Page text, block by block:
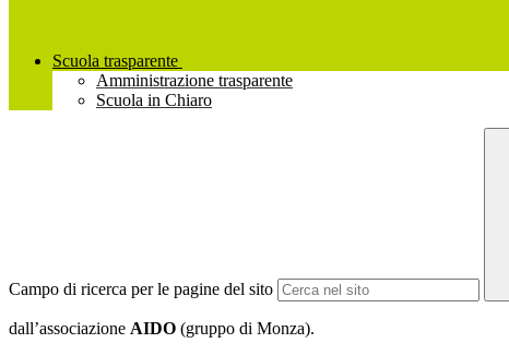
Scuola trasparente
Amministrazione trasparente
Scuola in Chiaro
Campo di ricerca per le pagine del sito
dall’associazione AIDO (gruppo di Monza).